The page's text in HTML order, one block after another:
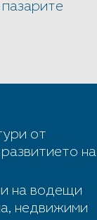
от
на
на водещи
недвижими